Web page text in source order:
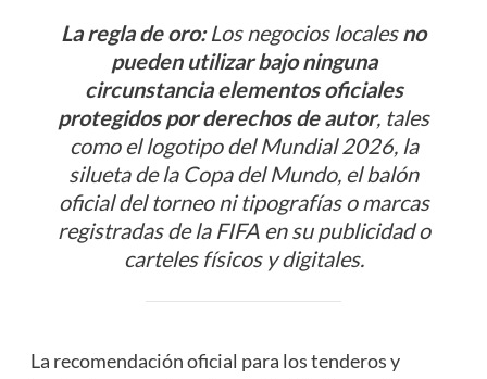
La regla de oro:Los negocios localesno
pueden utilizar bajo ninguna
circunstancia elementos oficiales
protegidos por derechos de autor, tales
como el logotipo del Mundial 2026, la
silueta de la Copa del Mundo, el balón
oficial del torneo ni tipografías o marcas
registradas de la FIFA en su publicidad o
carteles físicos y digitales.
La recomendación oficial para los tenderos y